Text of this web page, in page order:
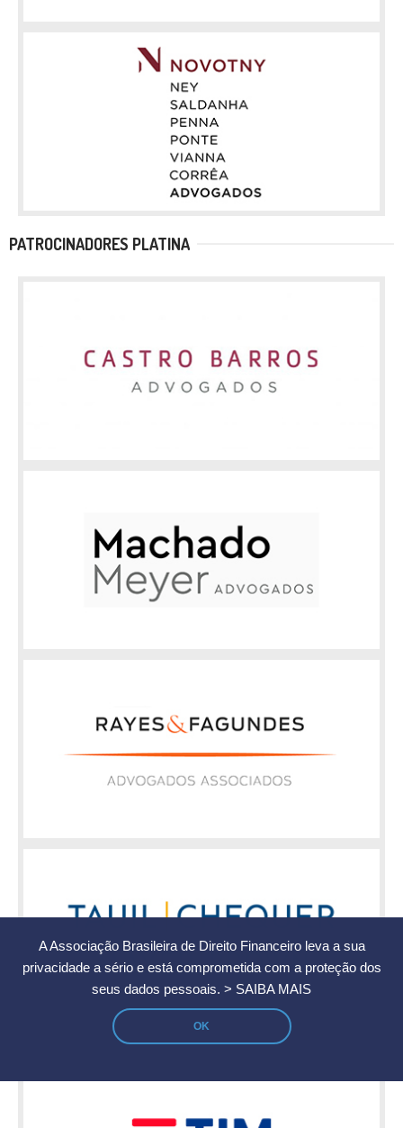
A Associação Brasileira de Direito Financeiro leva a sua
privacidade a sério e está comprometida com a proteção dos
seus dados pessoais. > SAIBA MAIS
OK
PATROCINADORES PLATINA